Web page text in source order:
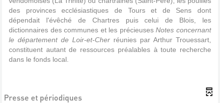
des provinces ecclésiastiques de Tours et de Sens dont
dépendait l'évêché de Chartres puis celui de Blois, les
dictionnaires des communes et les précieusesNotes concernant
le département de Loir-et-Cher réunies par Arthur Trouessart,
constituent autant de ressources préalables à toute recherche
dans le fonds local.
Presse et périodiques